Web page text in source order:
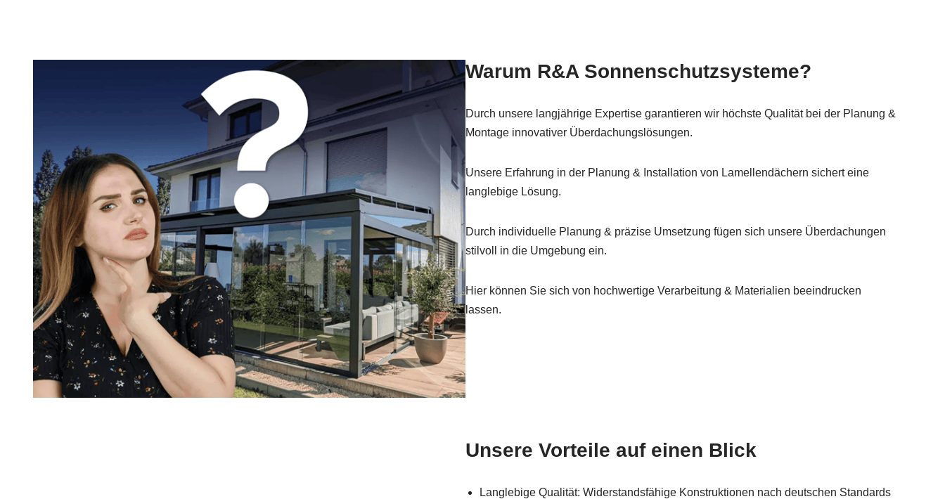
Warum R&A Sonnenschutzsysteme?
Durch unsere langjährige Expertise garantieren wir höchste Qualität bei der Planung &
Montage innovativer Überdachungslösungen.
Unsere Erfahrung in der Planung & Installation von Lamellendächern sichert eine
langlebige Lösung.
Durch individuelle Planung & präzise Umsetzung fügen sich unsere Überdachungen
stilvoll in die Umgebung ein.
Hier können Sie sich von hochwertige Verarbeitung & Materialien beeindrucken
lassen.
Unsere Vorteile auf einen Blick
Langlebige Qualität: Widerstandsfähige Konstruktionen nach deutschen Standards